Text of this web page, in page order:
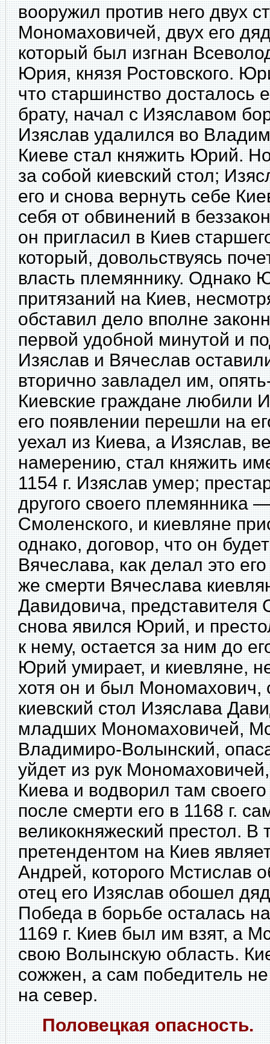
вооружил против него двух
Мономаховичей, двух его
который был изгнан
Юрия, князя Ростовского.
что старшинство досталось
брату, начал с Изяславом
Изяслав удалился во
Киеве стал княжить Юрий.
за собой киевский стол;
его и снова вернуть себе
себя от обвинений в
он пригласил в Киев
который, довольствуясь
власть племяннику. Однако
притязаний на Киев,
обставил дело вполне
первой удобной минутой и
Изяслав и Вячеслав
вторично завладел им,
Киевские граждане любили
его появлении перешли на
уехал из Киева, а Изяслав,
намерению, стал княжить
1154 г. Изяслав умер;
другого своего племянника
Смоленского, и киевляне
однако, договор, что он
Вячеслава, как делал это
же смерти Вячеслава
Давидовича, представителя
снова явился Юрий, и
к нему, остается за ним до
Юрий умирает, и киевляне,
хотя он и был Мономахович,
киевский стол Изяслава
младших Мономаховичей,
Владимиро-Волынский,
уйдет из рук
Киева и водворил там
после смерти его в 1168 г.
великокняжеский престол. В
претендентом на Киев
Андрей, которого Мстислав
отец его Изяслав обошел
Победа в борьбе осталась
1169 г. Киев был им взят, а
свою Волынскую область.
сожжен, а сам победитель
на север.
Половецкая опасность.